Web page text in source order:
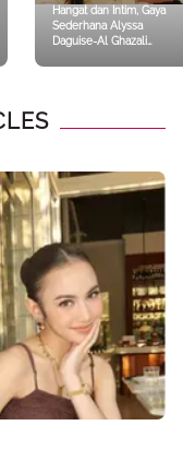
Hangat dan Intim, Gaya
Sederhana Alyssa
Daguise-Al Ghazali